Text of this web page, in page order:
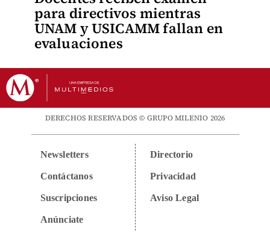
para directivos mientras
UNAM y USICAMM fallan en
evaluaciones
DERECHOS RESERVADOS © GRUPO MILENIO 2026
Newsletters
Contáctanos
Suscripciones
Anúnciate
Directorio
Privacidad
Aviso Legal